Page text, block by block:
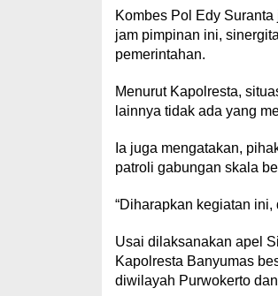
Kombes Pol Edy
jam pimpinan ini,
pemerintahan.
Menurut Kapolresta,
lainnya tidak ada yang
Ia juga mengatakan,
patroli gabungan skala
“Diharapkan kegiatan
Usai dilaksanakan apel
Kapolresta Banyumas
diwilayah Purwokerto